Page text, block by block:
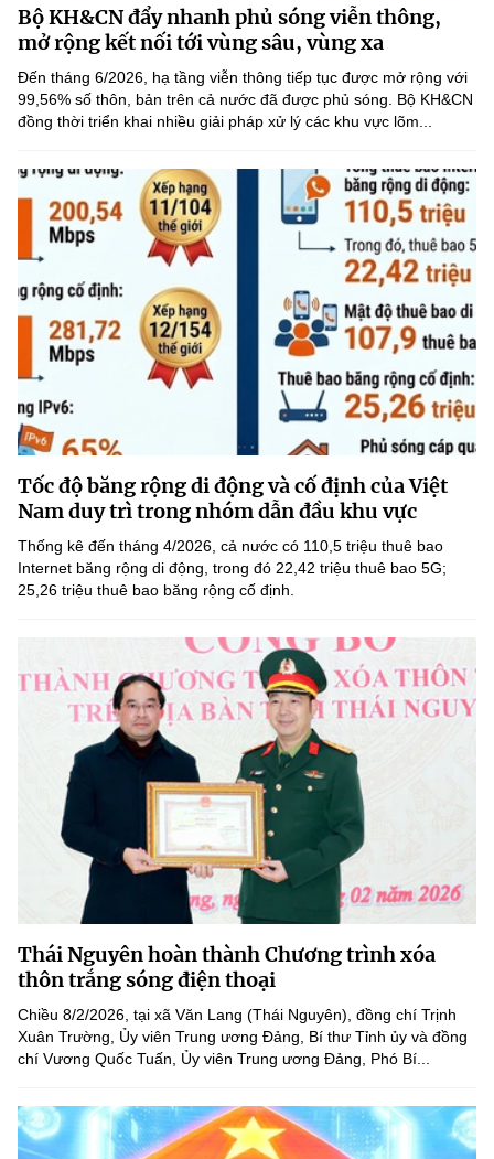
Sở Khoa học và Công nghệ
Chuyển đổi số
Bưu chính, Viễn thông
Tiêu chuẩn, đo lường, chất lượng
Năng lượng nguyên tử
Tin tổng hợp
Tin địa phương
Văn bản QPPL
Văn bản chỉ đạo điều hành
Lấy ý kiến người dân về dự thảo VBQPPL
MST IOFFICE
THỐNG KÊ
Khoa học và Công nghệ
Đổi mới sáng tạo
Chuyển đổi số
Bưu chính, Viễn thông
Sở hữu trí tuệ
Tiêu chuẩn, đo lường, chất lượng
Năng lượng nguyên tử
Multimedia
THƯ ĐIỆN TỬ
Khác
Videos
Infographic
Ảnh
Voice
Nhiệm vụ trọng tâm
Chọn ngôn ngữ
Vietnamese English
BỘ KHOA HỌC VÀ CÔNG NGHỆ
MINISTRY OF SCIENCE AND TECHNOLOGY
Điều khoản sử dụng Theo dõi MST:
Cơ quan chủ quản: Bộ Khoa học và Công nghệ (MST)
Chịu trách nhiệm nội dung: Nguyễn Thị Hải Hằng
Giám đốc Trung tâm Truyền thông Khoa học và Công nghệ.
Địa chỉ: Ban Biên tập Cổng TTĐT - 18 Nguyễn Du, TP. Hà Nội
Điện thoại: 024 3936 9506
Email: stc@mst.gov.vn
©2026 Bản quyền thuộc Bộ Khoa Học và Công Nghệ
(Ghi rõ nguồn "https://mst.gov.vn" khi phát hành lại thông tin từ
website này)
Bộ KH&CN đẩy nhanh phủ sóng viễn thông,
mở rộng kết nối tới vùng sâu, vùng xa
Đến tháng 6/2026, hạ tầng viễn thông tiếp tục được mở rộng với
99,56% số thôn, bản trên cả nước đã được phủ sóng. Bộ KH&CN
đồng thời triển khai nhiều giải pháp xử lý các khu vực lõm...
Tốc độ băng rộng di động và cố định của Việt
Nam duy trì trong nhóm dẫn đầu khu vực
Thống kê đến tháng 4/2026, cả nước có 110,5 triệu thuê bao
Internet băng rộng di động, trong đó 22,42 triệu thuê bao 5G;
25,26 triệu thuê bao băng rộng cố định.
Thái Nguyên hoàn thành Chương trình xóa
thôn trắng sóng điện thoại
Chiều 8/2/2026, tại xã Văn Lang (Thái Nguyên), đồng chí Trịnh
Xuân Trường, Ủy viên Trung ương Đảng, Bí thư Tỉnh ủy và đồng
chí Vương Quốc Tuấn, Ủy viên Trung ương Đảng, Phó Bí...